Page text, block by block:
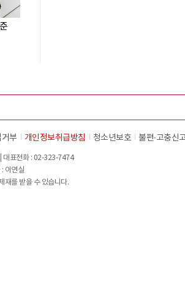
부 개인정보취급방침 청소년보호 불편∙고충신
대표전화 : 02-323-7474
이연실
재를 받을 수 있습니다.